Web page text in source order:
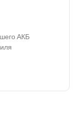
АКБ